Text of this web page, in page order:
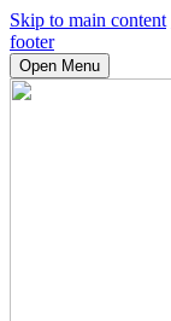
Skip to main content
footer
Open Menu